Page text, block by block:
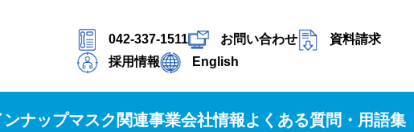
042-337-1511 お問い合わせ
資料請求
採用情報
English
ナップマスク関連事業会社情報よくある質問・用語集